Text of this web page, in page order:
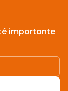
importante